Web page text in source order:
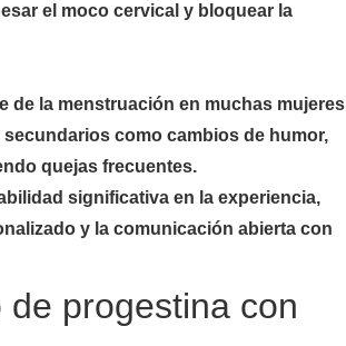
el moco cervical y bloquear la
de la menstruación en muchas mujeres
como cambios de humor,
quejas frecuentes.
significativa en la experiencia,
y la comunicación abierta con
progestina con